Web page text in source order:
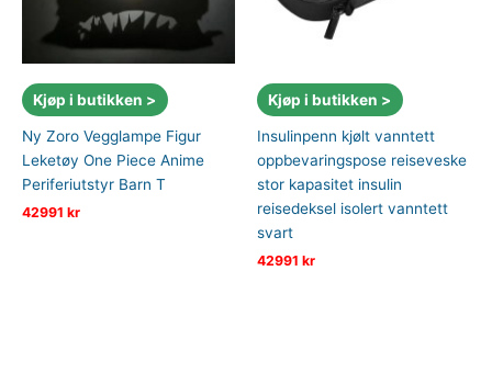
Kjøp i butikken >
Ny Zoro Vegglampe Figur
Leketøy One Piece Anime
Periferiutstyr Barn T
42991 kr
Kjøp i butikken >
Insulinpenn kjølt vanntett
oppbevaringspose reiseveske
stor kapasitet insulin
reisedeksel isolert vanntett
svart
42991 kr